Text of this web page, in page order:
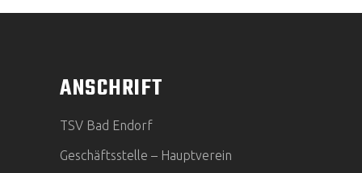
ANSCHRIFT
TSV Bad Endorf
Geschäftsstelle – Hauptverein